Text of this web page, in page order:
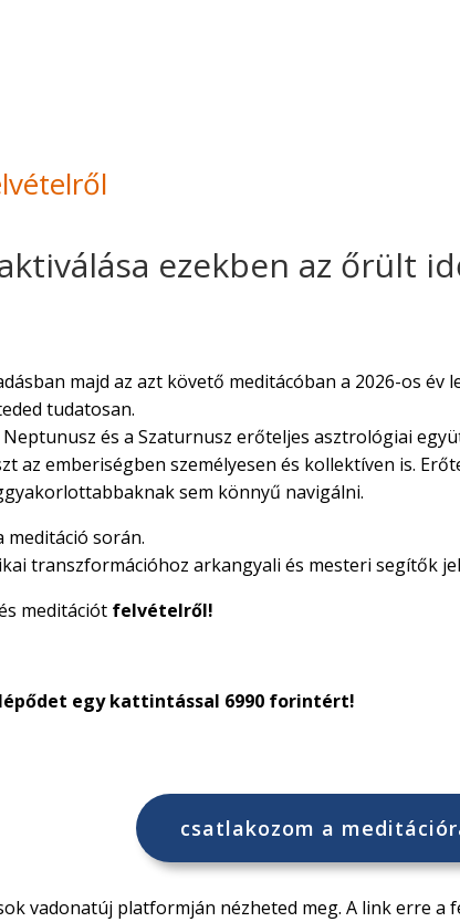
ezekben az őrült
majd az azt követő meditácóban a 2026-os
tudatosan.
és a Szaturnusz erőteljes asztrológiai
az emberiségben személyesen és kollektíven is.
sem könnyű navigálni.
meditáció során.
transzformációhoz arkangyali és mesteri segítők
meditációt felvételről!
egy kattintással 6990 forintért!
csatlakozom a
vadonatúj platformján nézheted meg. A link erre